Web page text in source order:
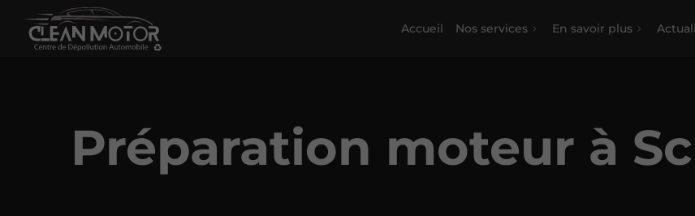
Accueil Nos services En savoir plus
Préparation moteur à